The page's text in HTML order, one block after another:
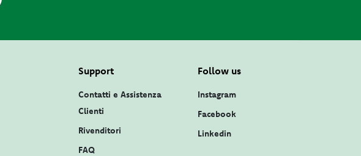
Support
Contatti e Assistenza
Clienti
Rivenditori
FAQ
Follow us
Instagram
Facebook
Linkedin